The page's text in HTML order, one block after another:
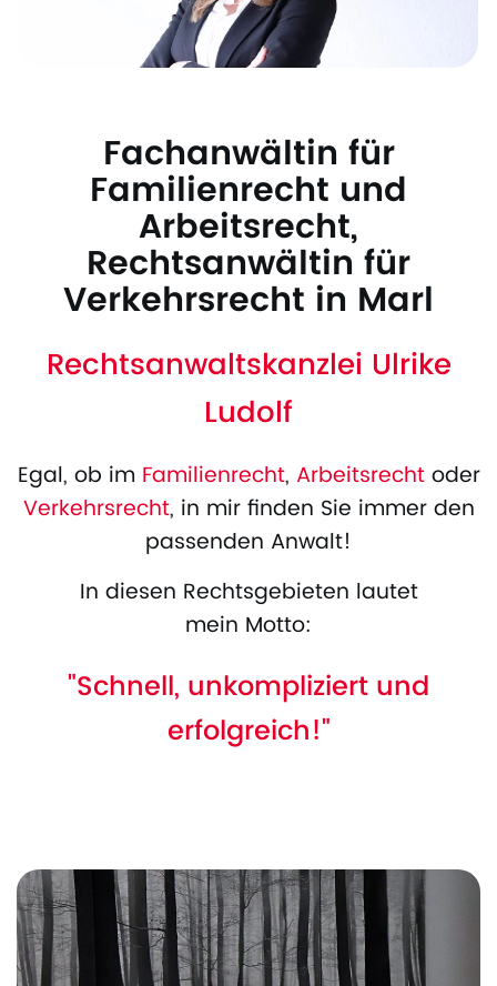
Fachanwältin für
Familienrecht und
Arbeitsrecht,
Rechtsanwältin für
Verkehrsrecht in Marl
Rechtsanwaltskanzlei Ulrike
Ludolf
Egal, ob im Familienrecht, Arbeitsrechtoder
Verkehrsrecht, in mir finden Sie immer den
passenden Anwalt!
In diesen Rechtsgebieten lautet
mein Motto:
"Schnell, unkompliziert und
erfolgreich!"